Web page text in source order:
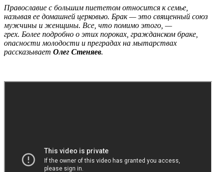
Православие с большим пиететом относится к семье,
называя ее домашней церковью. Брак — это священный союз
мужчины и женщины. Все, что помимо этого, —
грех. Более подробно о этих пороках, гражданском браке,
опасности молодости и преградах на мытарствах
рассказывает Олег Стеняев.